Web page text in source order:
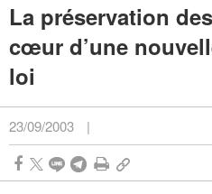
La préservation
cœur d’une
loi
23/09/2003 |